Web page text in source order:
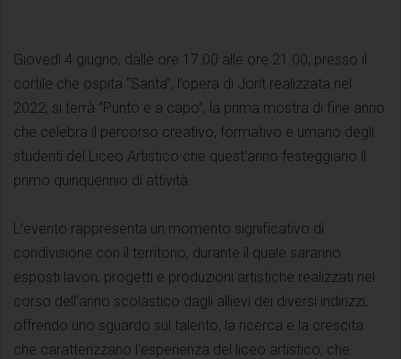
Giovedì 4 giugno, dalle ore 17.00 alle ore 21.00, presso il
cortile che ospita “Santa”, l’opera di Jorit realizzata nel
2022, si terrà “Punto e a capo”, la prima mostra di fine anno
che celebra il percorso creativo, formativo e umano degli
studenti del Liceo Artistico che quest’anno festeggiano il
primo quinquennio di attività.
L’evento rappresenta un momento significativo di
condivisione con il territorio, durante il quale saranno
esposti lavori, progetti e produzioni artistiche realizzati nel
corso dell’anno scolastico dagli allievi dei diversi indirizzi,
offrendo uno sguardo sul talento, la ricerca e la crescita
che caratterizzano l'esperienza del liceo artistico, che